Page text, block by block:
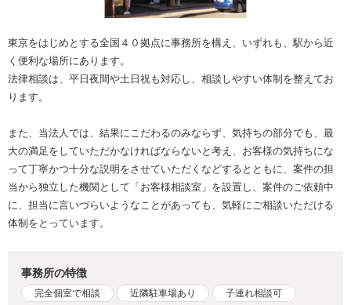
東京をはじめとする全国４０拠点に事務所を構え、いずれも、駅から近
く便利な場所にあります。
法律相談は、平日夜間や土日祝も対応し、相談しやすい体制を整えてお
ります。
また、当法人では、結果にこだわるのみならず、気持ちの部分でも、最
大の満足をしていただかなければならないと考え、お客様の気持ちにな
って丁寧かつ十分な説明をさせていただくなどするとともに、案件の担
当から独立した機関として「お客様相談室」を設置し、案件のご依頼中
に、担当に言いづらいようなことがあっても、気軽にご相談いただける
体制をとっています。
事務所の特徴
完全個室で相談 近隣駐車場あり 子連れ相談可